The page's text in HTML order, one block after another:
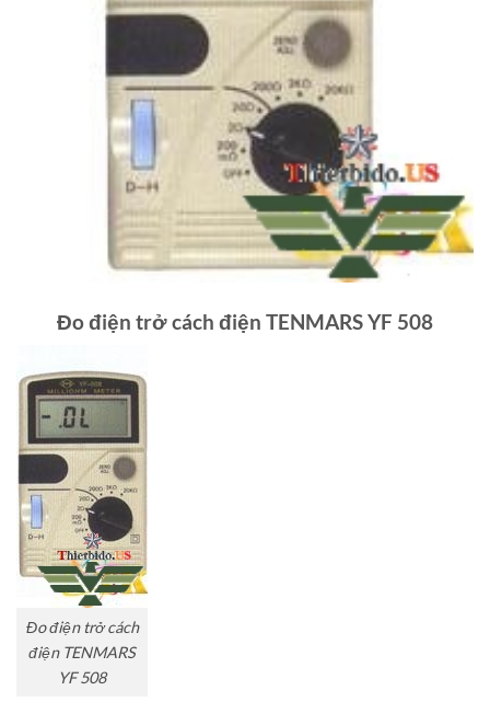
Đo điện trở cách điện TENMARS YF 508
Đo điện trở cách
điện TENMARS
YF 508